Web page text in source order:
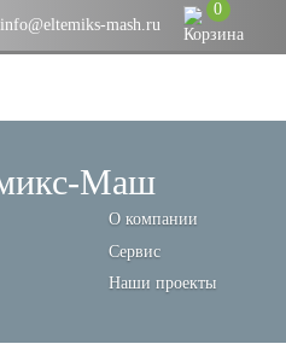
info@eltemiks-mash.ru
0
О компании
Сервис
Наши проекты